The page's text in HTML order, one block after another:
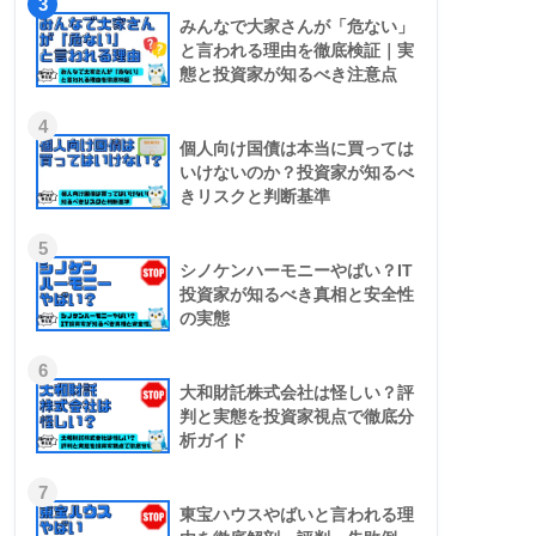
3
みんなで大家さんが「危ない」
と言われる理由を徹底検証｜実
態と投資家が知るべき注意点
4
個人向け国債は本当に買っては
いけないのか？投資家が知るべ
きリスクと判断基準
5
シノケンハーモニーやばい？IT
投資家が知るべき真相と安全性
の実態
6
大和財託株式会社は怪しい？評
判と実態を投資家視点で徹底分
析ガイド
7
東宝ハウスやばいと言われる理